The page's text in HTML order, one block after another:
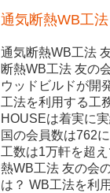
通気断熱WB工
通気断熱WB工法
断熱WB工法 友の
ウッドビルドが開
工法を利用する工
HOUSEは着実に
国の会員数は762
工数は1万軒を超
熱WB工法 友の会
は？ WB工法を利